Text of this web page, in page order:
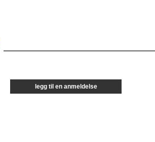
legg til en anmeldelse